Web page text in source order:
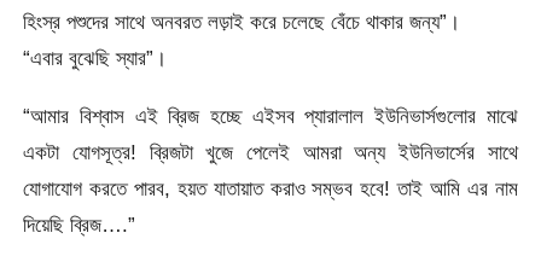
হিংস্র পশুদের সাথে অনবরত লড়াই করে চলেছে বেঁচে থাকার জন্য”।
“এবার বুঝেছি স্যার”।
“আমার বিশ্বাস এই ব্রিজ হচ্ছে এইসব প্যারালাল ইউনিভার্সগুলোর মাঝে
একটা যোগসূত্র! ব্রিজটা খুজে পেলেই আমরা অন্য ইউনিভার্সের সাথে
যোগাযোগ করতে পারব, হয়ত যাতায়াত করাও সম্ভব হবে! তাই আমি এর নাম
দিয়েছি ব্রিজ….”